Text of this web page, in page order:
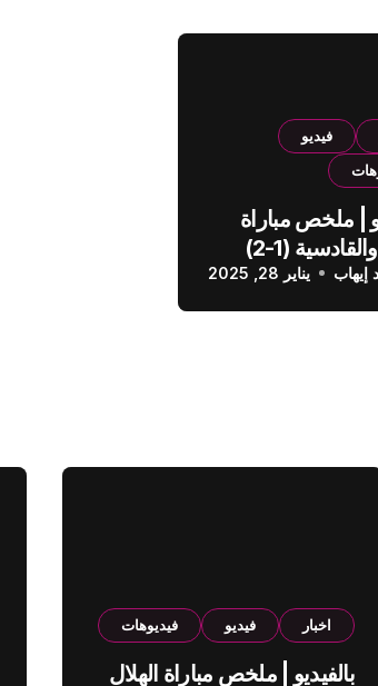
فيديو
| ملخص مباراة
الهلال والقادسية (1-2)
السعودي
إيهاب يناير 28, 2025
اخبار فيديو فيديوهات
بالفيديو | ملخص مباراة الهلال